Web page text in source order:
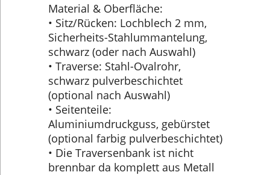
Material & Oberfläche:
• Sitz/Rücken: Lochblech 2 mm,
Sicherheits-Stahlummantelung,
schwarz (oder nach Auswahl)
• Traverse: Stahl-Ovalrohr,
schwarz pulverbeschichtet
(optional nach Auswahl)
• Seitenteile:
Aluminiumdruckguss, gebürstet
(optional farbig pulverbeschichtet)
• Die Traversenbank ist nicht
brennbar da komplett aus Metall